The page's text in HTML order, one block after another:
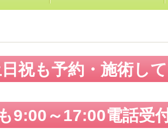
祝も予約・施術し
9:00～17:00電話受